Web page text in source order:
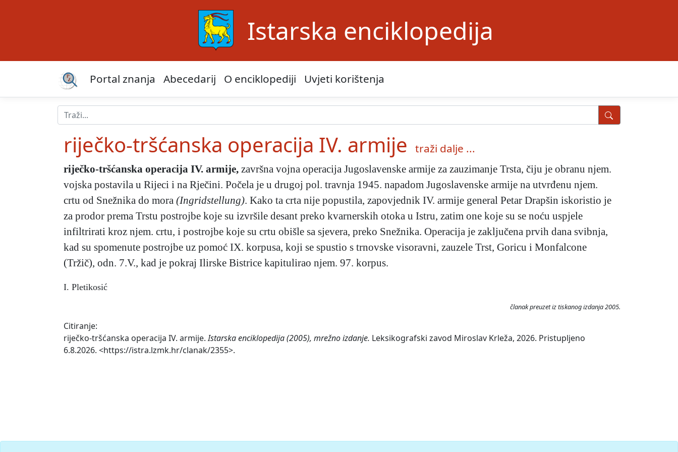
Istarska enciklopedija
Portal znanja Abecedarij O enciklopediji Uvjeti korištenja
riječko-tršćanska operacija IV. armije traži dalje ...
riječko-tršćanska operacija IV. armije, završna vojna operacija Jugoslavenske armije za zauzimanje Trsta, čiju je obranu njem.
vojska postavila u Rijeci i na Rječini. Počela je u drugoj pol. travnja 1945. napadom Jugoslavenske armije na utvrđenu njem.
crtu od Snežnika do mora (Ingridstellung). Kako ta crta nije popustila, zapovjednik IV. armije general Petar Drapšin iskoristio je
za prodor prema Trstu postrojbe koje su izvršile desant preko kvarnerskih otoka u Istru, zatim one koje su se noću uspjele
infiltrirati kroz njem. crtu, i postrojbe koje su crtu obišle sa sjevera, preko Snežnika. Operacija je zaključena prvih dana svibnja,
kad su spomenute postrojbe uz pomoć IX. korpusa, koji se spustio s trnovske visoravni, zauzele Trst, Goricu i Monfalcone
(Tržič), odn. 7.V., kad je pokraj Ilirske Bistrice kapitulirao njem. 97. korpus.
I. Pletikosić
članak preuzet iz tiskanog izdanja 2005.
Citiranje:
riječko-tršćanska operacija IV. armije.Istarska enciklopedija (2005), mrežno izdanje. Leksikografski zavod Miroslav Krleža, 2026. Pristupljeno
6.8.2026. <https://istra.lzmk.hr/clanak/2355>.